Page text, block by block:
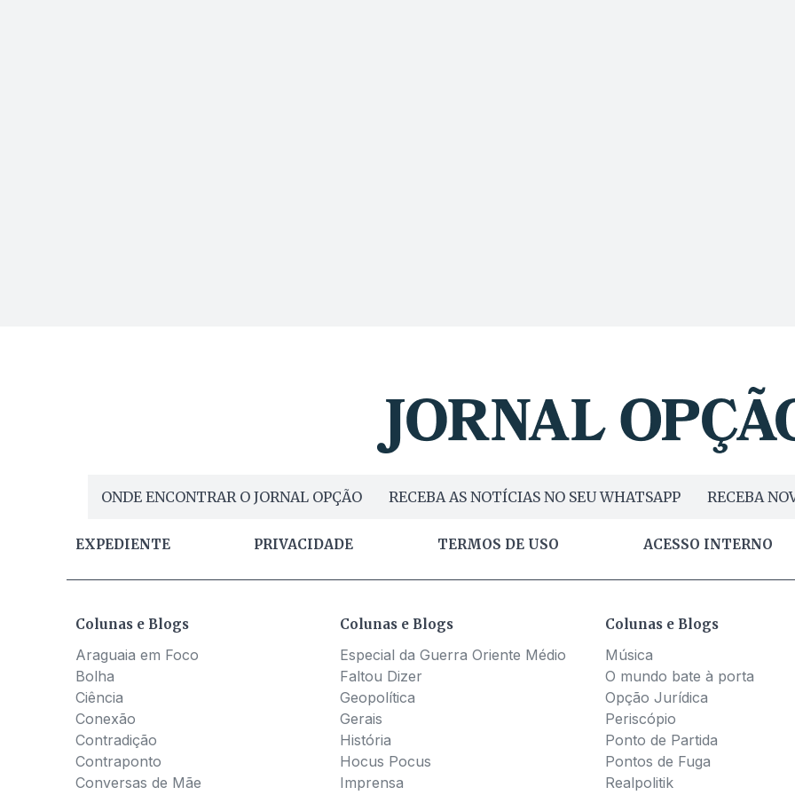
ONDE ENCONTRAR O JORNAL OPÇÃO RECEBA AS NOTÍCIAS NO SEU WHATSAPP RECEBA
EXPEDIENTE PRIVACIDADE TERMOS DE USO ACESSO INTERNO
Colunas e Blogs
Araguaia em Foco
Bolha
Ciência
Conexão
Contradição
Contraponto
Conversas de Mãe
Colunas e Blogs
Especial da Guerra Oriente Médio
Faltou Dizer
Geopolítica
Gerais
História
Hocus Pocus
Imprensa
Colunas e Blogs
Música
O mundo bate à porta
Opção Jurídica
Periscópio
Ponto de Partida
Pontos de Fuga
Realpolitik